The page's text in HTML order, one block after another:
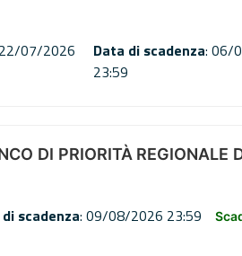
07/2026
Data di scadenza: 06/
23:59
DI PRIORITÀ
scadenza: 09/08/2026 23:59